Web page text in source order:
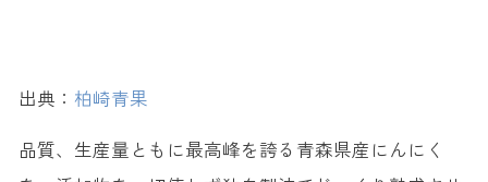
出典： 柏崎青果
品質、生産量ともに最高峰を誇る青森県産にんにく